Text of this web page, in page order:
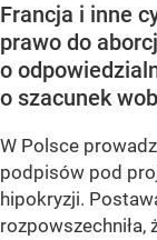
Francja i inne
prawo do
o
o szacunek
W Polsce
podpisów pod
hipokryzji.
rozpowszechniła,